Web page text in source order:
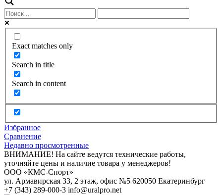
Exact matches only
Search in title
Search in content
Избранное
Сравнение
Недавно просмотренные
ВНИМАНИЕ! На сайте ведутся технические работы,
уточняйте цены и наличие товара у менеджеров!
ООО «КМС-Спорт»
ул. Армавирская 33, 2 этаж, офис №5 620050 Екатеринбург
+7 (343) 289-000-3 info@uralpro.net